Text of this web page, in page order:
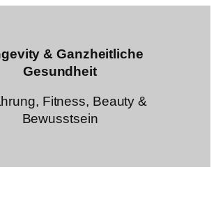
& Ganzheitliche
Gesundheit
Fitness, Beauty &
Bewusstsein